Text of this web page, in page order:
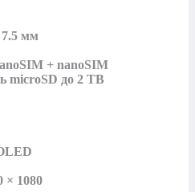
7.5 мм
+ nanoSIM
microSD до 2 TB
× 1080